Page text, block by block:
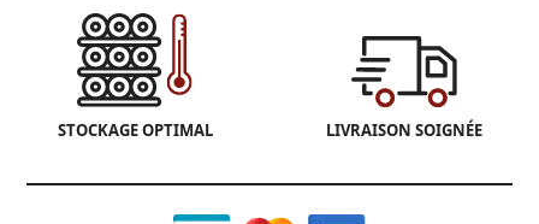
STOCKAGE OPTIMAL LIVRAISON SOIGNÉE